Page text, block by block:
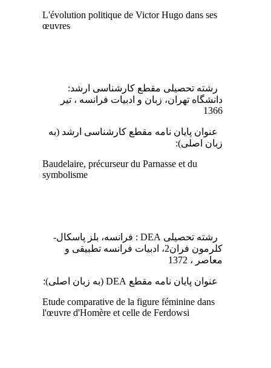
L'évolution politique de Victor Hugo dans ses
œuvres
رشته تحصیلی مقطع کارشناسی ارشد:
دانشگاه تهران، زبان و ادبیات فرانسه ، تیر
1366
عنوان پایان نامه مقطع کارشناسی ارشد (به
زبان اصلی):
Baudelaire, précurseur du Parnasse et du
symbolisme
رشته تحصیلی DEA : فرانسه، بلز پاسکال-
کلرمون فران2، ادبیات فرانسه تطبیقی و
معاصر ، 1372
عنوان پایان نامه مقطع DEA (به زبان اصلی):
Etude comparative de la figure féminine dans
l'œuvre d'Homère et celle de Ferdowsi